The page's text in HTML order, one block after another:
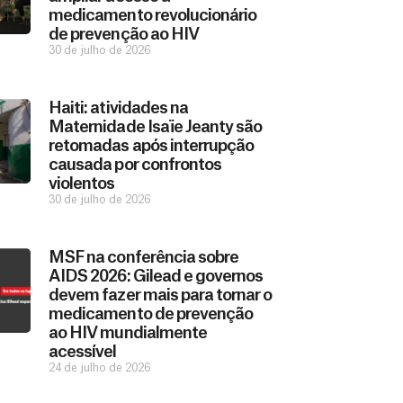
medicamento revolucionário
de prevenção ao HIV
30 de julho de 2026
Haiti: atividades na
Maternidade Isaïe Jeanty são
retomadas após interrupção
causada por confrontos
violentos
30 de julho de 2026
MSF na conferência sobre
AIDS 2026: Gilead e governos
devem fazer mais para tornar o
medicamento de prevenção
ao HIV mundialmente
acessível
24 de julho de 2026